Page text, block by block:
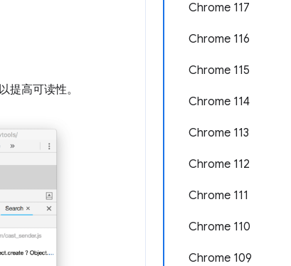
Chrome 117
Chrome 116
Chrome 115
Chrome 114
Chrome 113
Chrome 112
Chrome 111
Chrome 110
Chrome 109
提高可读性。